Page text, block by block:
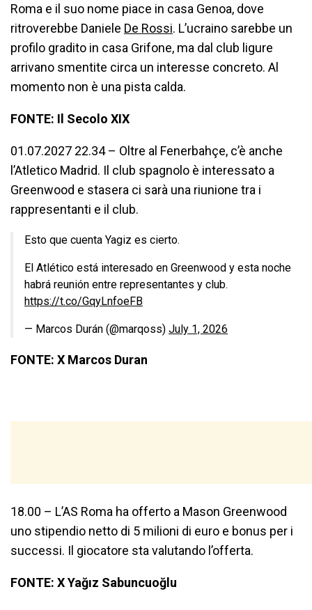
Roma e il suo nome piace in casa Genoa, dove
ritroverebbe Daniele De Rossi. L’ucraino sarebbe un
profilo gradito in casa Grifone, ma dal club ligure
arrivano smentite circa un interesse concreto. Al
momento non è una pista calda.
FONTE: Il Secolo XIX
01.07.2027 22.34 – Oltre al Fenerbahçe, c’è anche
l’Atletico Madrid. Il club spagnolo è interessato a
Greenwood e stasera ci sarà una riunione tra i
rappresentanti e il club.
Esto que cuenta Yagiz es cierto.
El Atlético está interesado en Greenwood y esta noche
habrá reunión entre representantes y club.
https://t.co/GqyLnfoeFB
— Marcos Durán (@marqoss) July 1, 2026
FONTE: X Marcos Duran
18.00 – L’AS Roma ha offerto a Mason Greenwood
uno stipendio netto di 5 milioni di euro e bonus per i
successi. Il giocatore sta valutando l’offerta.
FONTE: X Yağız Sabuncuoğlu